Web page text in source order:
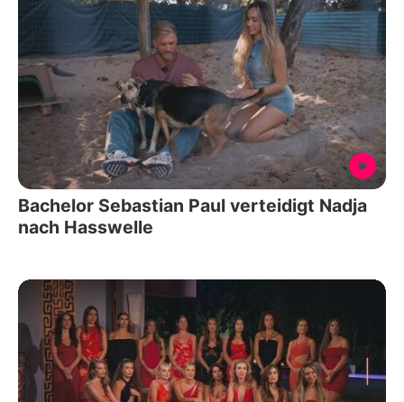
Bachelor Sebastian Paul verteidigt Nadja
nach Hasswelle